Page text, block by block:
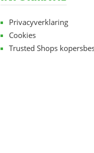
Privacyverklaring
Cookies
Trusted Shops